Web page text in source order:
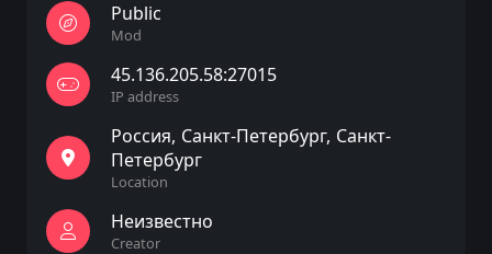
Public
Mod
45.136.205.58:27015
IP address
Россия Санкт-Петербург Санкт-
Петербург
Location
Неизвестно
Creator